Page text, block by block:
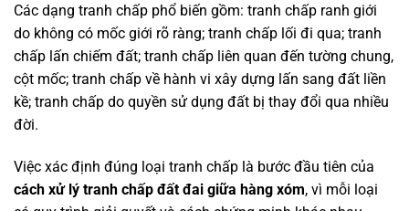
Các dạng tranh chấp phổ biến gồm: tranh chấp ranh giới
do không có mốc giới rõ ràng; tranh chấp lối đi qua; tranh
chấp lấn chiếm đất; tranh chấp liên quan đến tường chung,
cột mốc; tranh chấp về hành vi xây dựng lấn sang đất liền
kề; tranh chấp do quyền sử dụng đất bị thay đổi qua nhiều
đời.
Việc xác định đúng loại tranh chấp là bước đầu tiên của
cách xử lý tranh chấp đất đai giữa hàng xóm, vì mỗi loại